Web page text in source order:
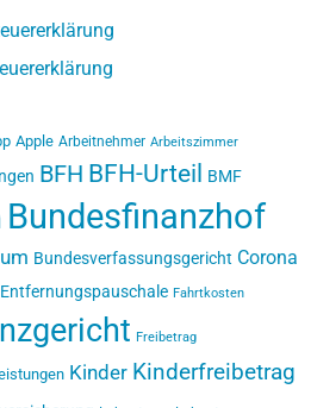
Apple Arbeitnehmer Arbeitszimmer
BFH BFH-Urteil BMF
Bundesfinanzhof
Bundesverfassungsgericht Corona
Entfernungspauschale Fahrtkosten
Freibetrag
Kinder Kinderfreibetrag